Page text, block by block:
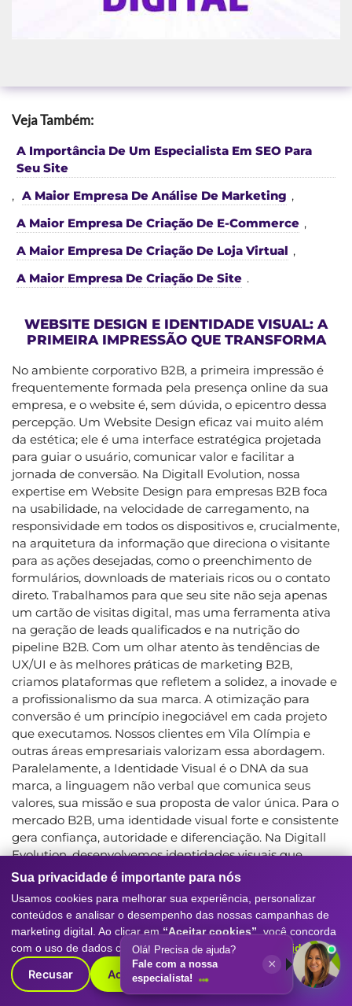
Veja Também:
A Importância De Um Especialista Em SEO Para
Seu Site
, A Maior Empresa De Análise De Marketing ,
A Maior Empresa De Criação De E-Commerce ,
A Maior Empresa De Criação De Loja Virtual ,
A Maior Empresa De Criação De Site .
WEBSITE DESIGN E IDENTIDADE VISUAL: A
PRIMEIRA IMPRESSÃO QUE TRANSFORMA
No ambiente corporativo B2B, a primeira impressão é
frequentemente formada pela presença online da sua
empresa, e o website é, sem dúvida, o epicentro dessa
percepção. Um Website Design eficaz vai muito além
da estética; ele é uma interface estratégica projetada
para guiar o usuário, comunicar valor e facilitar a
jornada de conversão. Na Digitall Evolution, nossa
expertise em Website Design para empresas B2B foca
na usabilidade, na velocidade de carregamento, na
responsividade em todos os dispositivos e, crucialmente,
na arquitetura da informação que direciona o visitante
para as ações desejadas, como o preenchimento de
formulários, downloads de materiais ricos ou o contato
direto. Trabalhamos para que seu site não seja apenas
um cartão de visitas digital, mas uma ferramenta ativa
na geração de leads qualificados e na nutrição do
pipeline B2B. Com um olhar atento às tendências de
UX/UI e às melhores práticas de marketing B2B,
criamos plataformas que refletem a solidez, a inovade e
a profissionalismo da sua marca. A otimização para
conversão é um princípio inegociável em cada projeto
que executamos. Nossos clientes em Vila Olímpia e
outras áreas empresariais valorizam essa abordagem.
Paralelamente, a Identidade Visual é o DNA da sua
marca, a linguagem não verbal que comunica seus
valores, sua missão e sua proposta de valor única. Para o
mercado B2B, uma identidade visual forte e consistente
gera confiança, autoridade e diferenciação. Na Digitall
Evolution, desenvolvemos identidades visuais que
transcendem um simples logotipo; criamos um universo
visual que abrange cores, tipografia, iconografia e
diretrizes de uso, garantindo que sua marca se
apresente de forma coesa e impactante em todos os
pontos de contato. Seja para um rebranding completo
ou para a criação de uma nova marca, nosso processo é
consultivo e colaborativo, com o objetivo de traduzir a
essência da sua empresa em elementos visuais que
Sua privacidade é importante para nós
Usamos cookies para melhorar sua experiência, personalizar
conteúdos e analisar o desempenho das nossas campanhas de
marketing digital. Ao clicar em “Aceitar cookies” , você concorda
com o uso de dados conforme nossaPolítica de Privacidade.
Recusar Aceitar cookies
Olá! Precisa de ajuda?
Fale com a nossa
especialista!
×